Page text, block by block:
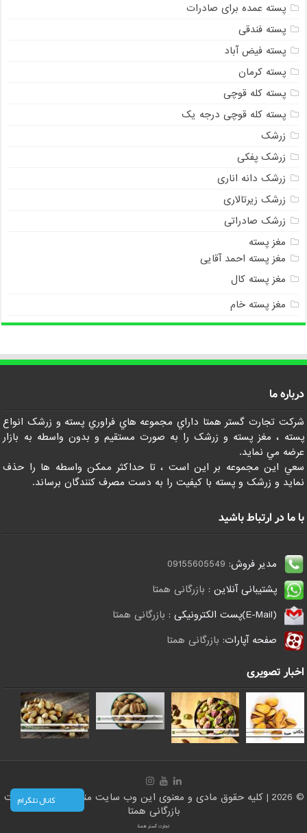
پسته عمده برای صادرات
پسته فندقی
پسته فیض آباد
پسته کرمان
پسته کله قوچی
پسته کله قوچی درجه یک
زرشک
زرشک پفکی
زرشک دانه اناری
زرشک زیرتالاری
زرشک صادراتی
مغز پسته
مغز پسته احمد آقایی
مغز پسته کال
مغز پسته خام
درباره ما
شرکت تجارت گستر همتا داراي مجموعه هاي فراوري پسته و زرشک انواع
پسته ، مغز پسته و زرشک را به صورت مستقيم و بدون واسطه به بازار
عرضه مي نمايد.
سعي اين مجموعه بر اين است ، تا حداکثر ممکن واسطه ها را حذف
نمايد و زرشک و پسته با کيفيت را به دست مصرف کنندگان برساند.
با ما در ارتباط باشید
مدیر فروش: 09155605549
پشتیبانی آنلاین : بازرگانی همتا
(E-Mail)پست الکترونیکی :
بازرگانی همتا
صفحه آپارات: بازرگانی همتا
اخبار تصویری
© 2026 | کلیه حقوق مادی و معنوی این وب سایت متعلق است به سایت
بازرگانی همتا
تجارت گستر همتا
کانال تلگرام